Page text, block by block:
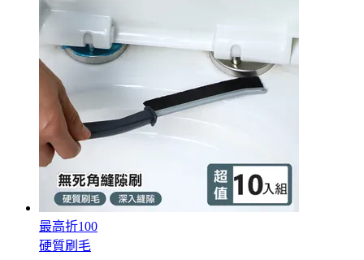
最高折100
硬質刷毛